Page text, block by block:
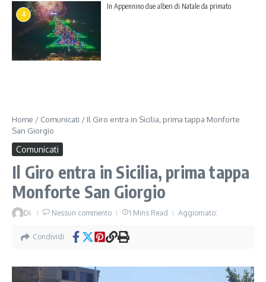
4
In Appennino due alberi di Natale da primato
Home / Comunicati / Il Giro entra in Sicilia, prima tappa Monforte
San Giorgio
Comunicati
Il Giro entra in Sicilia, prima tappa
Monforte San Giorgio
Di Nessun commento 1 Mins Read Aggiornato:
Condividi